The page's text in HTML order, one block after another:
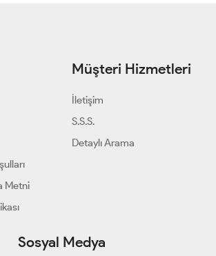
Metni
Müşteri Hizmetleri
İletişim
S.S.S.
Detaylı Arama
Sosyal Medya